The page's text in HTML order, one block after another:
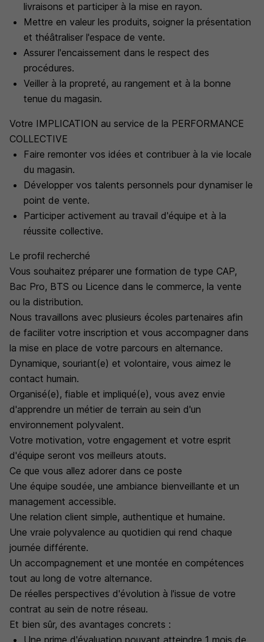
livraisons et participer à la mise en rayon.
Mettre en valeur les produits, soigner la présentation
et théâtraliser l'espace de vente.
Assurer l'encaissement dans le respect des
procédures.
Veiller à la propreté, au rangement et à la bonne
tenue du magasin.
Votre IMPLICATION au service de la PERFORMANCE
COLLECTIVE
Faire remonter vos idées et contribuer à la vie locale
du magasin.
Développer vos talents personnels pour dynamiser le
point de vente.
Participer activement au travail d'équipe et à la
réussite collective.
Le profil recherché
Vous souhaitez préparer une formation de type CAP,
Bac Pro, BTS ou Licence dans le commerce, la vente
ou la distribution.
Nous travaillons avec plusieurs écoles partenaires afin
de faciliter votre inscription et vous accompagner dans
la mise en place de votre parcours en alternance.
Dynamique, souriant(e) et volontaire, vous aimez le
contact humain.
Organisé(e), fiable et impliqué(e), vous avez envie
d'apprendre un métier de terrain au sein d'un
environnement polyvalent.
Votre motivation, votre engagement et votre esprit
d'équipe seront vos meilleurs atouts.
Ce que vous allez adorer dans ce poste
Une équipe soudée, une ambiance bienveillante et un
management accessible.
Une relation client simple, authentique et humaine.
Une vraie polyvalence au quotidien qui rend chaque
journée différente.
Un accompagnement et une montée en compétences
tout au long de votre alternance.
De réelles perspectives d'évolution à l'issue de votre
contrat au sein de notre réseau.
Et bien sûr, des avantages concrets :
Une prime d'évaluation pouvant atteindre 1 mois de